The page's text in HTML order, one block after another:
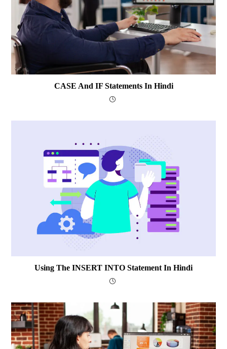
CASE And IF Statements In Hindi
Using The INSERT INTO Statement In Hindi